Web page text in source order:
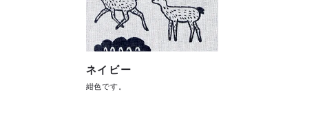
ネイビー
紺色です。